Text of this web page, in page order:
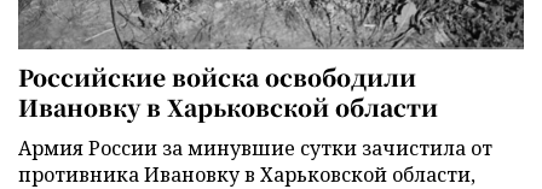
Российские войска освободили
Ивановку в Харьковской области
Армия России за минувшие сутки зачистила от
противника Ивановку в Харьковской области,